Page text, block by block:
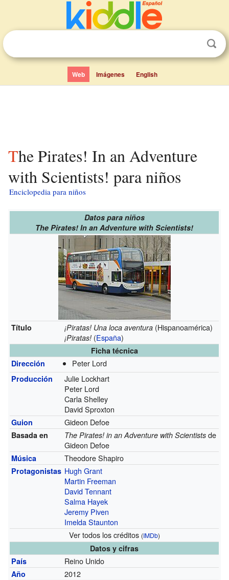
Web Imágenes English
The Pirates! In an Adventure
with Scientists! para niños
Enciclopedia para niños
Datos para niños
The Pirates! In an Adventure with Scientists!
Título ¡Piratas! Una loca aventura (Hispanoamérica)
¡Piratas! (España)
Ficha técnica
Dirección
Peter Lord
Producción
Julie Lockhart
Peter Lord
Carla Shelley
David Sproxton
Guion Gideon Defoe
Basada en The Pirates! in an Adventure with Scientists de
Gideon Defoe
Música Theodore Shapiro
Protagonistas Hugh Grant
Martin Freeman
David Tennant
Salma Hayek
Jeremy Piven
Imelda Staunton
Ver todos los créditos (IMDb)
Datos y cifras
País
Reino Unido
Año 2012